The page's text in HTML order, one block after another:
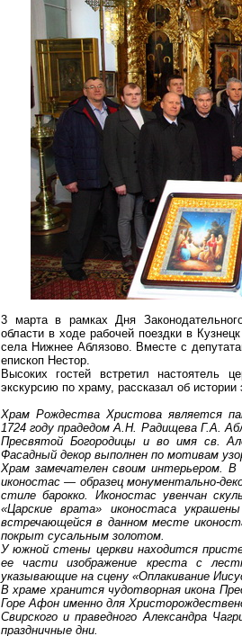
3 марта в рамках Дня
области в ходе рабочей поездки в
села Нижнее Аблязово. Вместе с
епископ Нестор.
Высоких гостей встретил настоятель
экскурсию по храму, рассказал об
Храм Рождества Христова является
1724 году прадедом А.Н. Радищева Г.А.
Пресвятой Богородицы и во имя св.
Фасадный декор выполнен по мотивам
Храм замечателен своим интерьером. В
иконостас — образец монументально-
стиле барокко. Иконостас увенчан
«Царские врата» иконостаса
встречающейся в данном месте
покрыт сусальным золотом.
У южной стены церкви находится
ее части изображение креста с
указывающие на сцену «Оплакивание
В храме хранится чудотворная икона
Горе Афон именно для
Свирского и праведного Александра
праздничные дни.